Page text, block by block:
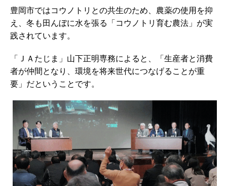
豊岡市ではコウノトリとの共生のため、農薬の使用を抑
え、冬も田んぼに水を張る「コウノトリ育む農法」が実
践されています。
「ＪＡたじま」山下正明専務によると、「生産者と消費
者が仲間となり、環境を将来世代につなげることが重
要」だということです。